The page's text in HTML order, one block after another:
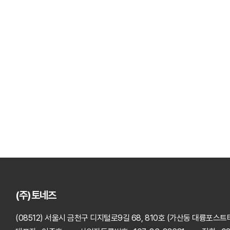
(주)토네즈
(08512) 서울시 금천구 디지털로9길 68, 810호 (가산동 대륭포스트